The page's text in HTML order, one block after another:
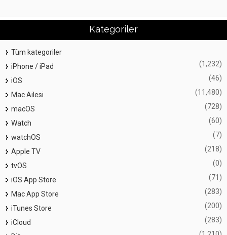
Kategoriler
Tüm kategoriler
iPhone / iPad
(1,232)
iOS (46)
Mac Ailesi (11,480)
macOS (728)
Watch (60)
watchOS (7)
Apple TV (218)
tvOS (0)
iOS App Store (71)
Mac App Store (283)
iTunes Store (200)
iCloud (283)